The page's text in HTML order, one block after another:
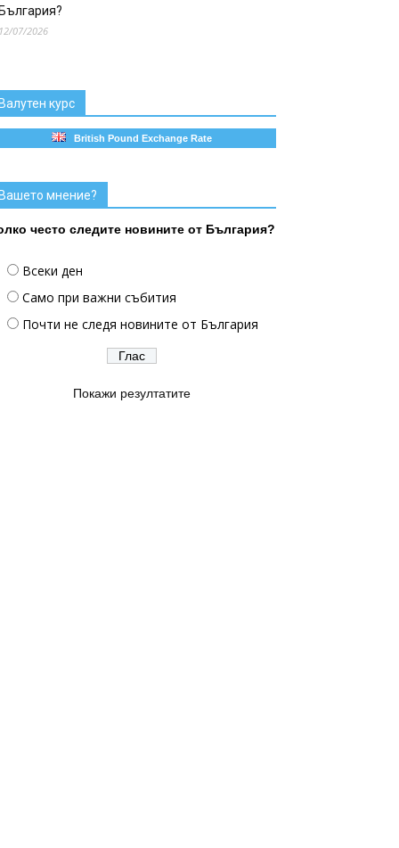
07/2026
курс
British Pound Exchange Rate
мнение?
често следите новините от България?
Всеки ден
Само при важни събития
Почти не следя новините от България
Покажи резултатите